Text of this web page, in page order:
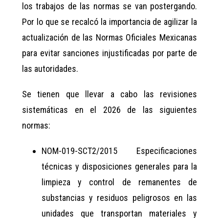
los trabajos de las normas se van postergando.
Por lo que se recalcó la importancia de agilizar la
actualización de las Normas Oficiales Mexicanas
para evitar sanciones injustificadas por parte de
las autoridades.
Se tienen que llevar a cabo las revisiones
sistemáticas en el 2026 de las siguientes
normas:
NOM-019-SCT2/2015 Especificaciones
técnicas y disposiciones generales para la
limpieza y control de remanentes de
substancias y residuos peligrosos en las
unidades que transportan materiales y